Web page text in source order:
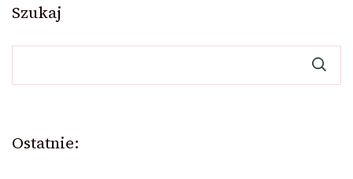
wpisach
Szukaj
Ostatnie: